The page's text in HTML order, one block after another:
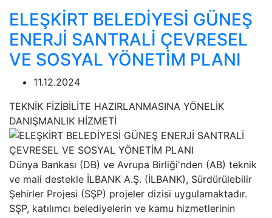
ELEŞKİRT BELEDİYESİ GÜNEŞ
ENERJİ SANTRALİ ÇEVRESEL
VE SOSYAL YÖNETİM PLANI
11.12.2024
TEKNİK FİZİBİLİTE HAZIRLANMASINA YÖNELİK
DANIŞMANLIK HİZMETİ
Dünya Bankası (DB) ve Avrupa Birliği'nden (AB) teknik
ve mali destekle İLBANK A.Ş. (İLBANK), Sürdürülebilir
Şehirler Projesi (SŞP) projeler dizisi uygulamaktadır.
SŞP, katılımcı belediyelerin ve kamu hizmetlerinin